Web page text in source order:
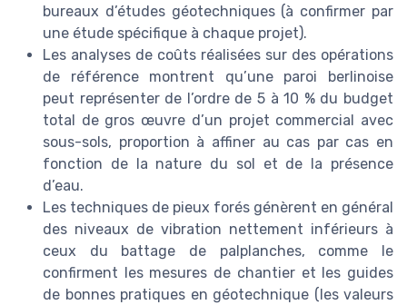
bureaux d’études géotechniques (à confirmer par
une étude spécifique à chaque projet).
Les analyses de coûts réalisées sur des opérations
de référence montrent qu’une paroi berlinoise
peut représenter de l’ordre de 5 à 10 % du budget
total de gros œuvre d’un projet commercial avec
sous-sols, proportion à affiner au cas par cas en
fonction de la nature du sol et de la présence
d’eau.
Les techniques de pieux forés génèrent en général
des niveaux de vibration nettement inférieurs à
ceux du battage de palplanches, comme le
confirment les mesures de chantier et les guides
de bonnes pratiques en géotechnique (les valeurs